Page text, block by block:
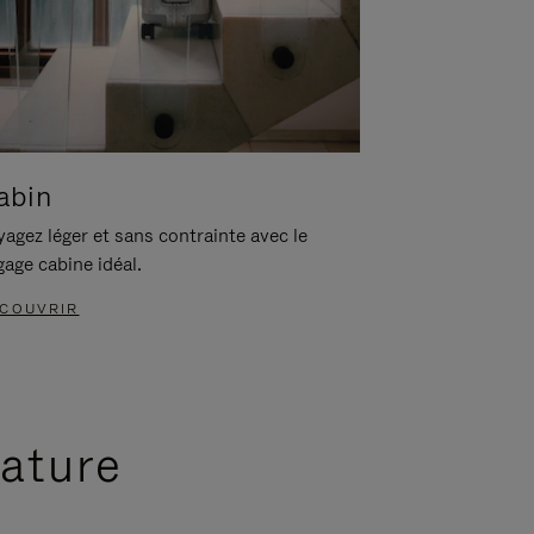
léger et sans contrainte avec le
cabine idéal.